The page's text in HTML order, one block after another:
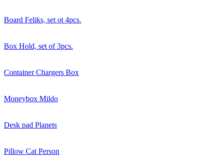
Board Feliks, set ot 4pcs.
Box Hold, set of 3pcs.
Container Chargers Box
Moneybox Mildo
Desk pad Planets
Pillow Cat Person